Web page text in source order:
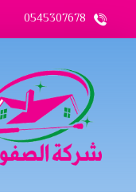
0545307678